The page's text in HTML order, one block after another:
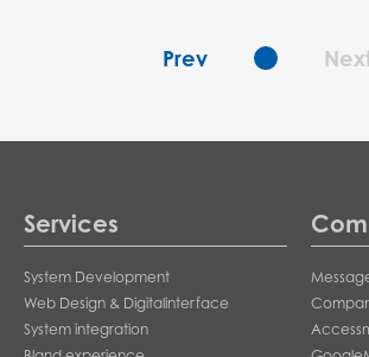
Prev
Services
System Development
Web Design & Digitalinterface
System integration